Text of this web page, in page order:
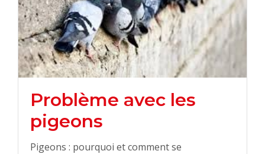
Problème avec les
pigeons
Pigeons : pourquoi et comment se